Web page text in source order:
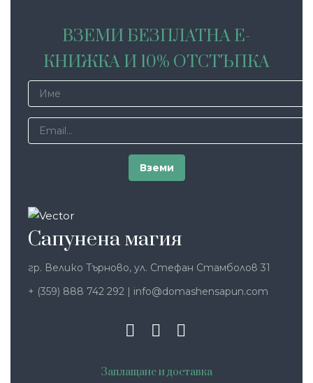
ВЗЕМИ БЕЗПЛАТНА Е-
КНИЖКА И 10% ОТСТЪПКА
Сапунена магия
гр. Велико Търново, ул. Стефан Стамболов 31
+ (359) 888 742 292 | info@domashensapun.com
Заплащане и доставка